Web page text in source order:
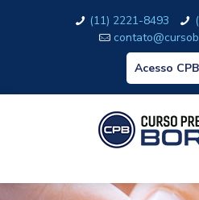
(11) 2221-8493
Acesso